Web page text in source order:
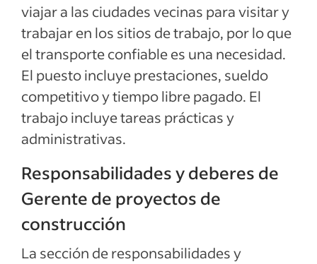
viajar a las ciudades vecinas para visitar y
trabajar en los sitios de trabajo, por lo que
el transporte confiable es una necesidad.
El puesto incluye prestaciones, sueldo
competitivo y tiempo libre pagado. El
trabajo incluye tareas prácticas y
administrativas.
Responsabilidades y deberes de
Gerente de proyectos de
construcción
La sección de responsabilidades y